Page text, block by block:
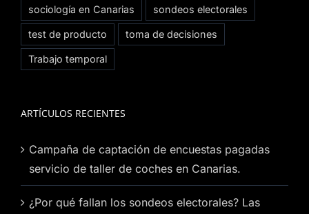
sociología en Canarias sondeos electorales
test de producto toma de decisiones
Trabajo temporal
ARTÍCULOS RECIENTES
Campaña de captación de encuestas pagadas
servicio de taller de coches en Canarias.
¿Por qué fallan los sondeos electorales? Las